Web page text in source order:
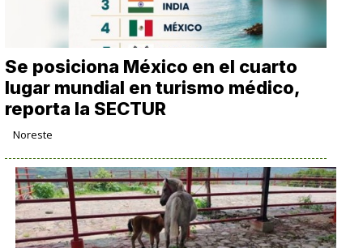
Se posiciona México en el cuarto
lugar mundial en turismo médico,
reporta la SECTUR
Noreste